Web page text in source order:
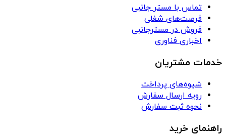
تماس با مستر جانبی
فرصت‌های شغلی
فروش در مسترجانبی
اخباری فناوری
خدمات مشتریان
شیوه‌های پرداخت
رویه ارسال سفارش
نحوه ثبت سفارش
راهنمای خرید